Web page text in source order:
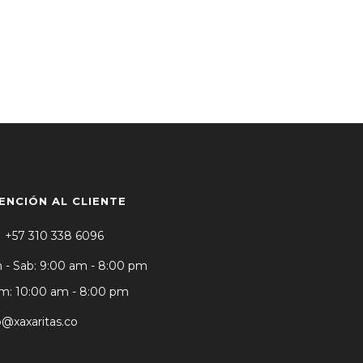
AL CLIENTE
+57 310 338 6096
- Sab: 9:00 am - 8:00 pm
10:00 am - 8:00 pm